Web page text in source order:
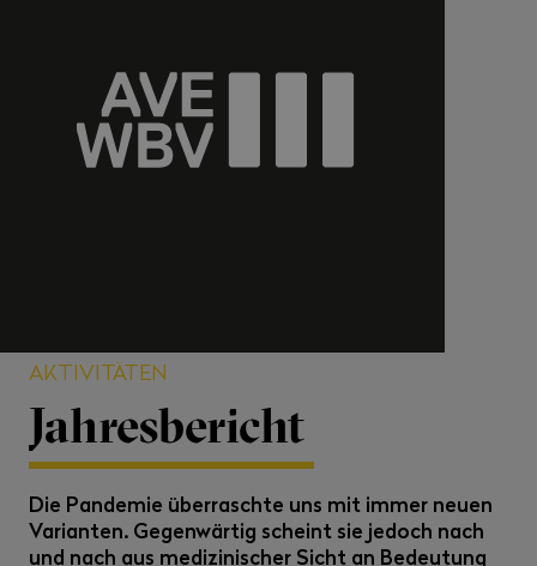
AKTIVITÄTEN
Jahresbericht
Die Pandemie überraschte uns mit immer neuen
Varianten. Gegenwärtig scheint sie jedoch nach
und nach aus medizinischer Sicht an Bedeutung